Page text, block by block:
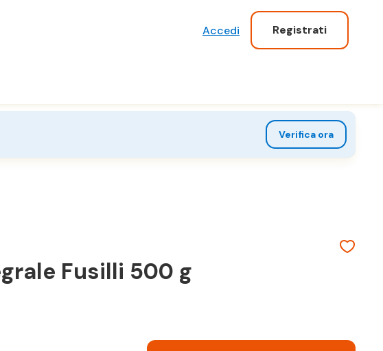
Accedi Registrati
Verifica ora
Fusilli 500 g